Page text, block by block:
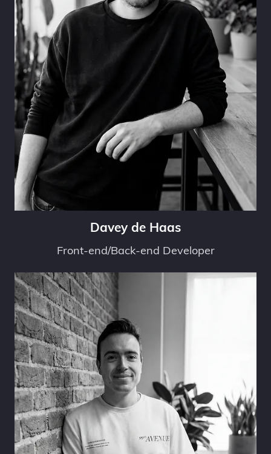
Davey de Haas
Front-end/Back-end Developer